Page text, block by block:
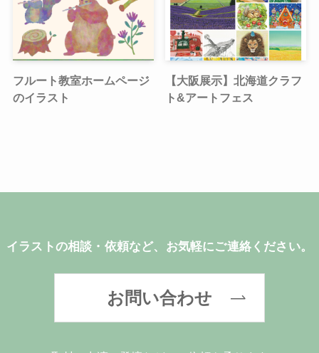
フルート教室ホームページ
のイラスト
【大阪展示】北海道クラフ
ト&アートフェス
イラストの相談・依頼など、お気軽にご連絡ください。
お問い合わせ